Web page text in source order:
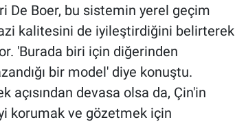
De Boer, bu sistemin yerel geçim
kalitesini de iyileştirdiğini belirterek
'Burada biri için diğerinden
bir model' diye konuştu.
devasa olsa da, Çin'in
korumak ve gözetmek için